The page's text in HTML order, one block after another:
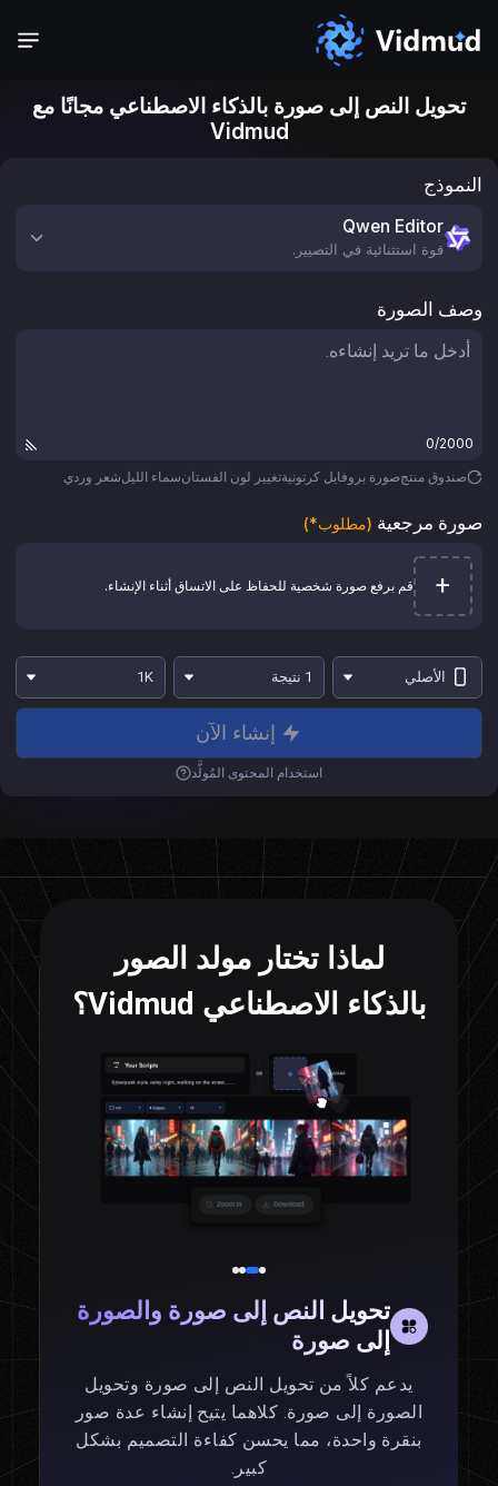
تحويل النص إلى صورة بالذكاء الاصطناعي مجانًا مع
Vidmud
النموذج
Qwen Editor
قوة استثنائية في التصيير.
وصف الصورة
0/2000
صندوق منتجصورة بروفايل كرتونيةتغيير لون الفستانسماء الليلشعر وردي
صورة مرجعية (مطلوب*)
+ قم برفع صورة شخصية للحفاظ على الاتساق أثناء الإنشاء.
الأصلي 1 نتيجة 1K
إنشاء الآن
استخدام المحتوى المُولَّد
لماذا تختار مولد الصور
بالذكاء الاصطناعي Vidmud؟
تحويل النص إلى صورة والصورة
إلى صورة
يدعم كلاً من تحويل النص إلى صورة وتحويل
الصورة إلى صورة. كلاهما يتيح إنشاء عدة صور
بنقرة واحدة، مما يحسن كفاءة التصميم بشكل
كبير.